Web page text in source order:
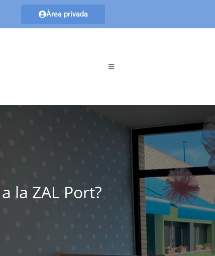
Àrea privada
la ZAL Port?